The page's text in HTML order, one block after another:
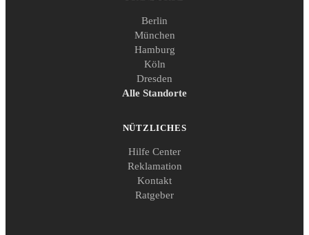
Berlin
München
Hamburg
Köln
Dresden
Alle Standorte
NÜTZLICHES
Hilfe Center
Reklamation
Kontakt
Ratgeber